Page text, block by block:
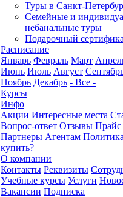
Туры в Санкт-
Семейные и
небанальные туры
Подарочный
Расписание
Январь Февраль Март
Июнь Июль Август
Ноябрь Декабрь - Все -
Курсы
Инфо
Акции Интересные места
Вопрос-ответ Отзывы Прайс
Партнеры Агентам Политика
купить?
О компании
Контакты Реквизиты
Учебные курсы Услуги
Вакансии Подписка